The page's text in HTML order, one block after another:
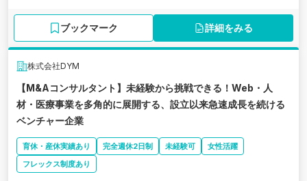
ブックマーク 詳細をみる
株式会社DYM
【M&Aコンサルタント】未経験から挑戦できる！Web・人
材・医療事業を多角的に展開する、設立以来急速成長を続ける
ベンチャー企業
育休・産休実績あり 完全週休2日制 未経験可
女性活躍
フレックス制度あり